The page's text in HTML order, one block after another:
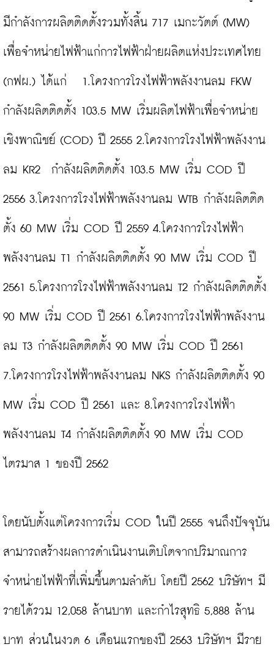
มีกำลังการผลิตติดตั้งรวมทั้งสิ้น 717 เมกะวัตต์ (MW)
เพื่อจำหน่ายไฟฟ้าแก่การไฟฟ้าฝ่ายผลิตแห่งประเทศไทย
(กฟผ.) ได้แก่   1.โครงการโรงไฟฟ้าพลังงานลม FKW
กำลังผลิตติดตั้ง 103.5 MW เริ่มผลิตไฟฟ้าเพื่อจำหน่าย
เชิงพาณิชย์ (COD) ปี 2555 2.โครงการโรงไฟฟ้าพลังงาน
ลม KR2  กำลังผลิตติดตั้ง 103.5 MW เริ่ม COD ปี
2556 3.โครงการโรงไฟฟ้าพลังงานลม WTB กำลังผลิตติด
ตั้ง 60 MW เริ่ม COD ปี 2559 4.โครงการโรงไฟฟ้า
พลังงานลม T1 กำลังผลิตติดตั้ง 90 MW เริ่ม COD ปี
2561 5.โครงการโรงไฟฟ้าพลังงานลม T2 กำลังผลิตติดตั้ง
90 MW เริ่ม COD ปี 2561 6.โครงการโรงไฟฟ้าพลังงาน
ลม T3 กำลังผลิตติดตั้ง 90 MW เริ่ม COD ปี 2561
7.โครงการโรงไฟฟ้าพลังงานลม NKS กำลังผลิตติดตั้ง 90
MW เริ่ม COD ปี 2561 และ 8.โครงการโรงไฟฟ้า
พลังงานลม T4 กำลังผลิตติดตั้ง 90 MW เริ่ม COD
ไตรมาส 1 ของปี 2562
โดยนับตั้งแต่โครงการเริ่ม COD ในปี 2555 จนถึงปัจจุบัน
สามารถสร้างผลการดำเนินงานเติบโตจากปริมาณการ
จำหน่ายไฟฟ้าที่เพิ่มขึ้นตามลำดับ โดยปี 2562 บริษัทฯ มี
รายได้รวม 12,058 ล้านบาท และกำไรสุทธิ 5,888 ล้าน
บาท ส่วนในงวด 6 เดือนแรกของปี 2563 บริษัทฯ มีราย